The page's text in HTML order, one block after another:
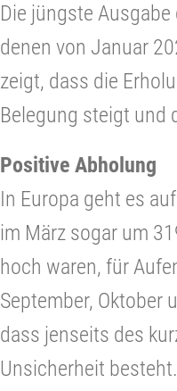
Die jüngste
denen von Januar
zeigt, dass die
Belegung steigt und
Positive Abholung
In Europa geht es
im März sogar um
hoch waren, für
September, Oktober
dass jenseits des
Unsicherheit besteht.